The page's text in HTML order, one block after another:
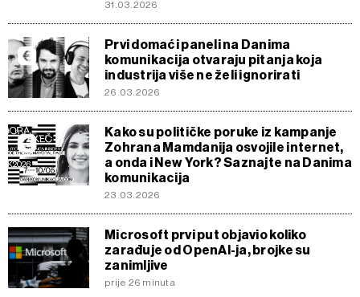
31.03.2026
Prvi domaći paneli na Danima
komunikacija otvaraju pitanja koja
industrija više ne želi ignorirati
26.03.2026
Kako su političke poruke iz kampanje
Zohrana Mamdanija osvojile internet,
a onda i New York? Saznajte na Danima
komunikacija
23.03.2026
Microsoft prvi put objavio koliko
zarađuje od OpenAI-ja, brojke su
zanimljive
prije 26 minuta